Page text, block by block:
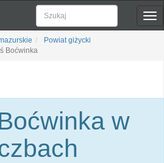
Powiat giżycki
Boćwinka
w